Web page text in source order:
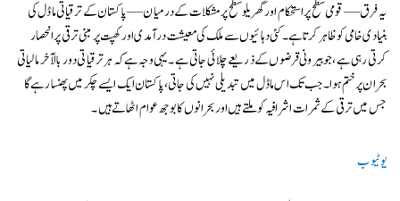
یہ فرق — قومی سطح پر استحکام اور گھریلو سطح پر مشکلات کے درمیان — پاکستان کے ترقیاتی ماڈل کی
بنیادی خامی کو ظاہر کرتا ہے۔ کئی دہائیوں سے ملک کی معیشت درآمدی اور کھپت پر مبنی ترقی پر انحصار
کرتی رہی ہے، جو بیرونی قرضوں کے ذریعے چلائی جاتی ہے۔ یہی وجہ ہے کہ ہر ترقیاتی دور بالآخر مالیاتی
بحران پر ختم ہوا۔ جب تک اس ماڈل میں تبدیلی نہیں کی جاتی، پاکستان ایک ایسے چکر میں پھنسا رہے گا
جس میں ترقی کے ثمرات اشرافیہ کو ملتے ہیں اور بحرانوں کا بوجھ عوام اٹھاتے ہیں۔
یوٹیوب